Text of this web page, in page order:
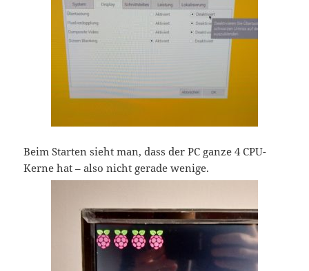
Beim Starten sieht man, dass der PC ganze 4 CPU-
Kerne hat – also nicht gerade wenige.